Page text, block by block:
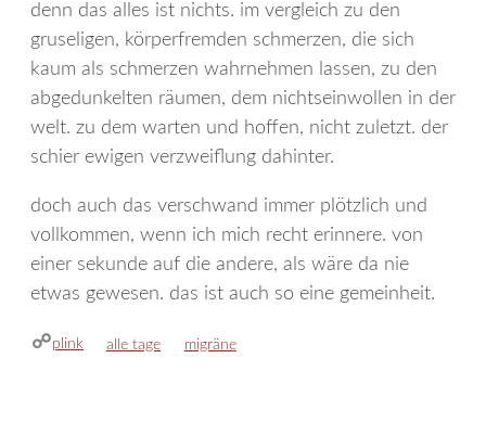
denn das alles ist nichts. im vergleich zu den
gruseligen, körperfremden schmerzen, die sich
kaum als schmerzen wahrnehmen lassen, zu den
abgedunkelten räumen, dem nichtseinwollen in der
welt. zu dem warten und hoffen, nicht zuletzt. der
schier ewigen verzweiflung dahinter.
doch auch das verschwand immer plötzlich und
vollkommen, wenn ich mich recht erinnere. von
einer sekunde auf die andere, als wäre da nie
etwas gewesen. das ist auch so eine gemeinheit.
plink kategorien
alle tage schlagwörter
migräne